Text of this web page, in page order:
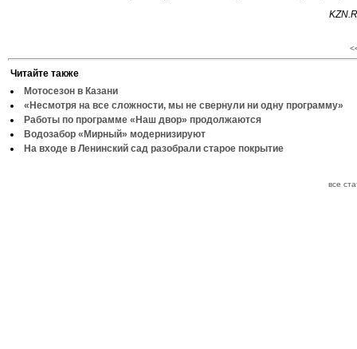
Читайте также
Мотосезон в Казани
«Несмотря на все сложности, мы не свернули ни одну программу»
Работы по программе «Наш двор» продолжаются
Водозабор «Мирный» модернизируют
На входе в Ленинский сад разобрали старое покрытие
все